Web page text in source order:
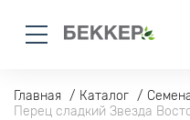
Главная Каталог
Перец сладкий Звезда